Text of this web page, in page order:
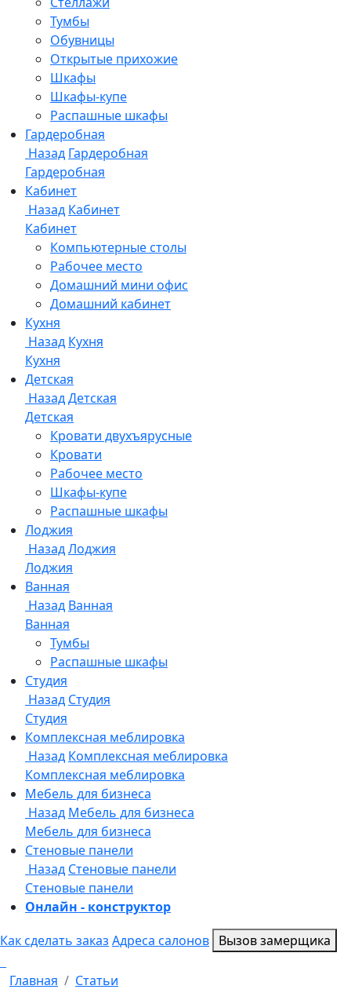
Онлайн - конструктор
Как сделать заказ Адреса салонов Вызов замерщика
Главная
Статьи